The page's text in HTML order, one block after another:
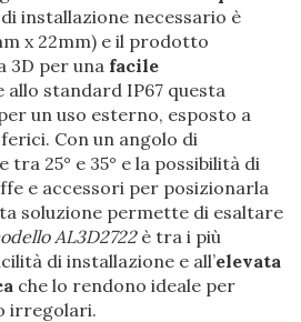
installazione necessario è
x 22mm) e il prodotto
3D per una facile
allo standard IP67 questa
un uso esterno, esposto a
Con un angolo di
25° e 35° e la possibilità di
e accessori per posizionarla
soluzione permette di esaltare
AL3D2722è tra i più
di installazione e all’elevata
che lo rendono ideale per
irregolari.